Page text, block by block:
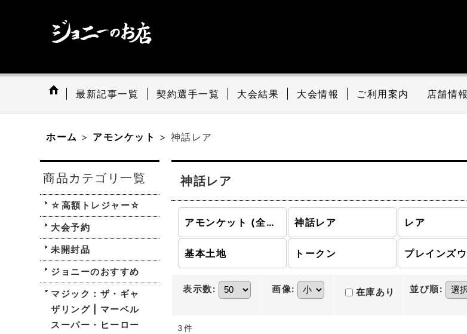
最新記事一覧 契約選手一覧 大会結果 大会情報 ご利用案内 店舗情報
ホーム > アモンケット > 神話レア
商品カテゴリ一覧
☆高額トレジャー☆
大会予約
未開封品
ジョニーのおすすめ
マジック：ザ・ギャ
ザリング | マーベル
スーパー・ヒーロー
神話レア
アモンケット (全商品) 神話レア レア
基本土地 トークン
表示数: 画像: 在庫あり 並び順:
3件